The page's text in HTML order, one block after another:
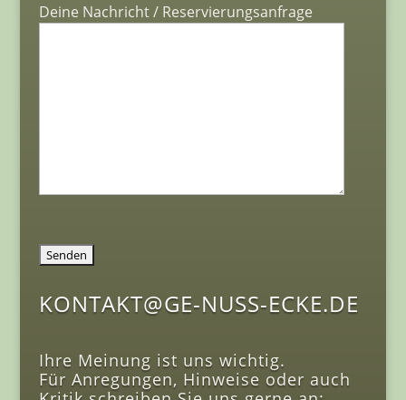
Deine Nachricht / Reservierungsanfrage
KONTAKT@GE-NUSS-ECKE.DE
Ihre Meinung ist uns wichtig.
Für Anregungen, Hinweise oder auch